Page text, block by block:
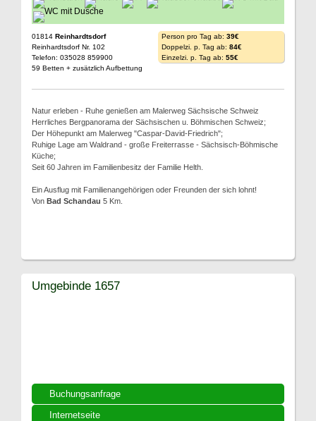
01814 Reinhardtsdorf
Reinhardtsdorf Nr. 102
Telefon: 035028 859900
59 Betten + zusätzlich Aufbettung
Person pro Tag ab: 39€
Doppelzi. p. Tag ab: 84€
Einzelzi. p. Tag ab: 55€
Natur erleben - Ruhe genießen am Malerweg Sächsische Schweiz
Herrliches Bergpanorama der Sächsischen u. Böhmischen Schweiz;
Der Höhepunkt am Malerweg "Caspar-David-Friedrich";
Ruhige Lage am Waldrand - große Freiterrasse - Sächsisch-Böhmische
Küche;
Seit 60 Jahren im Familienbesitz der Familie Helth.
Ein Ausflug mit Familienangehörigen oder Freunden der sich lohnt!
Von Bad Schandau 5 Km.
Buchungsanfrage
Internetseite
Umgebinde 1657